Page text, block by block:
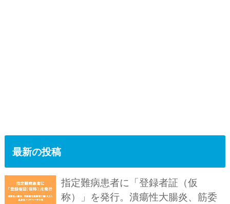
最新の投稿
指定難病患者に「登録者証（仮
称）」を発行。潰瘍性大腸炎、筋委